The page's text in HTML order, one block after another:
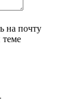
на почту
теме